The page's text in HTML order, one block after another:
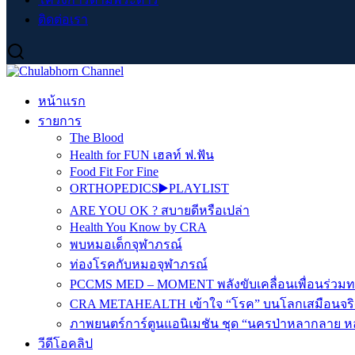
ติดต่อเรา
หน้าแรก
รายการ
The Blood
Health for FUN เฮลท์ ฟ.ฟัน
Food Fit For Fine
ORTHOPEDICS▶️PLAYLIST
ARE YOU OK ? สบายดีหรือเปล่า
Health You Know by CRA
พบหมอเด็กจุฬาภรณ์
ท่องโรคกับหมอจุฬาภรณ์
PCCMS MED – MOMENT พลังขับเคลื่อนเพื่อนร่วม
CRA METAHEALTH เข้าใจ “โรค” บนโลกเสมือนจริ
ภาพยนตร์การ์ตูนแอนิเมชัน ชุด “นครป่าหลากลาย ห
วีดีโอคลิป